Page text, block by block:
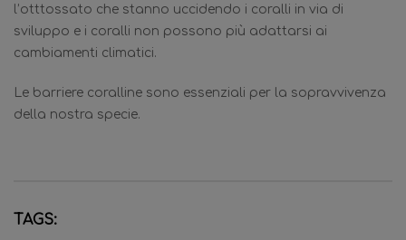
l’otttossato che stanno uccidendo i coralli in via di
sviluppo e i coralli non possono più adattarsi ai
cambiamenti climatici.
Le barriere coralline sono essenziali per la sopravvivenza
della nostra specie.
TAGS: